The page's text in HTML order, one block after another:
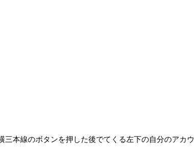
三本線のボタンを押した後でてくる左下の自分のアカウ